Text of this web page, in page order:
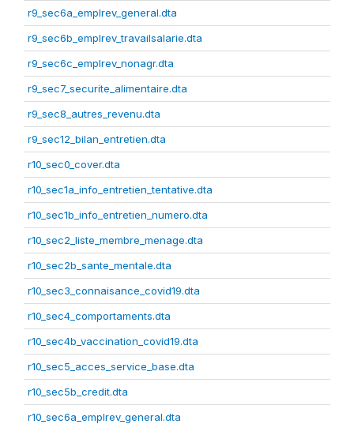
r9_sec6a_emplrev_general.dta
r9_sec6b_emplrev_travailsalarie.dta
r9_sec6c_emplrev_nonagr.dta
r9_sec7_securite_alimentaire.dta
r9_sec8_autres_revenu.dta
r9_sec12_bilan_entretien.dta
r10_sec0_cover.dta
r10_sec1a_info_entretien_tentative.dta
r10_sec1b_info_entretien_numero.dta
r10_sec2_liste_membre_menage.dta
r10_sec2b_sante_mentale.dta
r10_sec3_connaisance_covid19.dta
r10_sec4_comportaments.dta
r10_sec4b_vaccination_covid19.dta
r10_sec5_acces_service_base.dta
r10_sec5b_credit.dta
r10_sec6a_emplrev_general.dta